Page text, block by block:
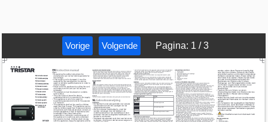
Vorige Volgende Pagina: 1 /3